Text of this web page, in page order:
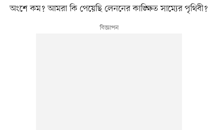
অংশে কম? আমরা কি পেয়েছি লেননের কাঙ্ক্ষিত সাম্যের পৃথিবী?